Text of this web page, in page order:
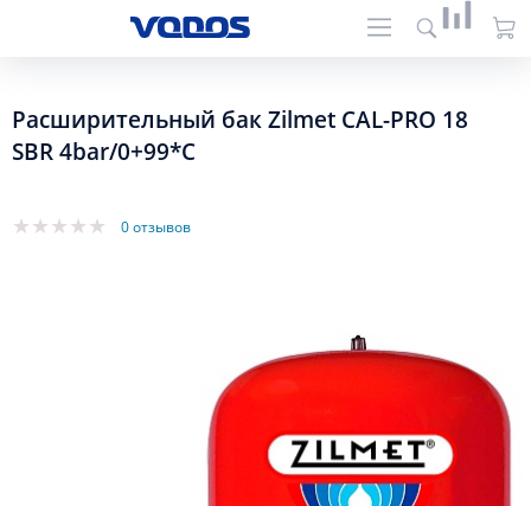
Расширительный бак Zilmet CAL-PRO 18
SBR 4bar/0+99*C
0 отзывов